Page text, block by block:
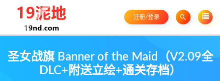
注册/登录
圣女战旗 Banner of the Maid（V2.09全
DLC+附送立绘+通关存档）